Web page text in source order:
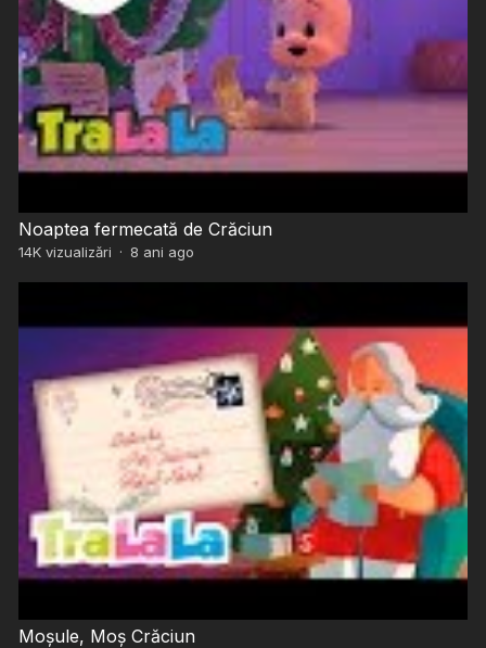
Noaptea fermecată de Crăciun
14Kvizualizări · 8 ani ago
Moșule, Moș Crăciun